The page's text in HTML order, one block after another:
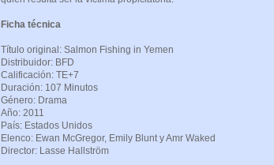
Ficha técnica
Título original: Salmon Fishing in Yemen
Distribuidor: BFD
Calificación: TE+7
Duración: 107 Minutos
Género: Drama
Año: 2011
País: Estados Unidos
Elenco: Ewan McGregor, Emily Blunt y Amr Waked
Director: Lasse Hallström